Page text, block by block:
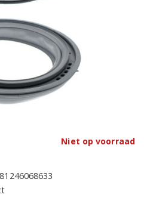
Niet op voorraad